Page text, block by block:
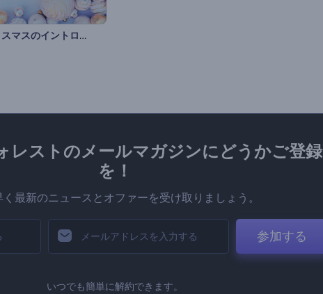
ブリスフル・クリスマスのイントロ動画
レストのメールマガジンにどうかご登録
を！
く最新のニュースとオファーを受け取りましょう。
参加する
いつでも簡単に解約できます。